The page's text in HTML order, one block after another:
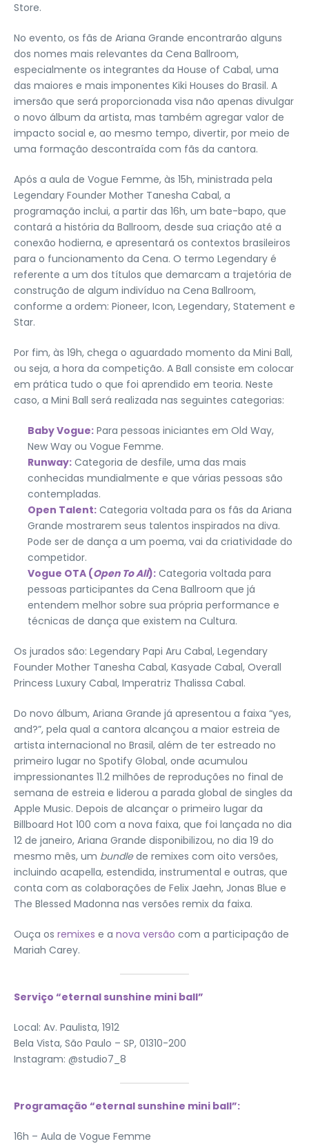
Store.
No evento, os fãs de Ariana Grande encontrarão alguns
dos nomes mais relevantes da Cena Ballroom,
especialmente os integrantes da House of Cabal, uma
das maiores e mais imponentes Kiki Houses do Brasil. A
imersão que será proporcionada visa não apenas divulgar
o novo álbum da artista, mas também agregar valor de
impacto social e, ao mesmo tempo, divertir, por meio de
uma formação descontraída com fãs da cantora.
Após a aula de Vogue Femme, às 15h, ministrada pela
Legendary Founder Mother Tanesha Cabal, a
programação inclui, a partir das 16h, um bate-bapo, que
contará a história da Ballroom, desde sua criação até a
conexão hodierna, e apresentará os contextos brasileiros
para o funcionamento da Cena. O termo Legendary é
referente a um dos títulos que demarcam a trajetória de
construção de algum indivíduo na Cena Ballroom,
conforme a ordem: Pioneer, Icon, Legendary, Statement e
Star.
Por fim, às 19h, chega o aguardado momento da Mini Ball,
ou seja, a hora da competição. A Ball consiste em colocar
em prática tudo o que foi aprendido em teoria. Neste
caso, a Mini Ball será realizada nas seguintes categorias:
Baby Vogue: Para pessoas iniciantes em Old Way,
New Way ou Vogue Femme.
Runway: Categoria de desfile, uma das mais
conhecidas mundialmente e que várias pessoas são
contempladas.
Open Talent: Categoria voltada para os fãs da Ariana
Grande mostrarem seus talentos inspirados na diva.
Pode ser de dança a um poema, vai da criatividade do
competidor.
Vogue OTA (Open To All): Categoria voltada para
pessoas participantes da Cena Ballroom que já
entendem melhor sobre sua própria performance e
técnicas de dança que existem na Cultura.
Os jurados são: Legendary Papi Aru Cabal, Legendary
Founder Mother Tanesha Cabal, Kasyade Cabal, Overall
Princess Luxury Cabal, Imperatriz Thalissa Cabal.
Do novo álbum, Ariana Grande já apresentou a faixa “yes,
and?”, pela qual a cantora alcançou a maior estreia de
artista internacional no Brasil, além de ter estreado no
primeiro lugar no Spotify Global, onde acumulou
impressionantes 11.2 milhões de reproduções no final de
semana de estreia e liderou a parada global de singles da
Apple Music. Depois de alcançar o primeiro lugar da
Billboard Hot 100 com a nova faixa, que foi lançada no dia
12 de janeiro, Ariana Grande disponibilizou, no dia 19 do
mesmo mês, um bundlede remixes com oito versões,
incluindo acapella, estendida, instrumental e outras, que
conta com as colaborações de Felix Jaehn, Jonas Blue e
The Blessed Madonna nas versões remix da faixa.
Ouça os remixes e a nova versão com a participação de
Mariah Carey.
Serviço “eternal sunshine mini ball”
Local: Av. Paulista, 1912
Bela Vista, São Paulo – SP, 01310-200
Instagram: @studio7_8
Programação “eternal sunshine mini ball”:
16h – Aula de Vogue Femme